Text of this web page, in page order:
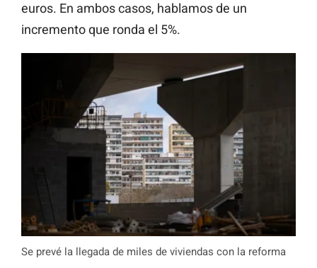
euros. En ambos casos, hablamos de un
incremento que ronda el 5%.
Se prevé la llegada de miles de viviendas con la reforma